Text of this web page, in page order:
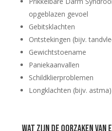
opgeblazen gevoel
Gebitsklachten
Ontstekingen (bijv.
Gewichtstoename
Paniekaanvallen
Schildklierproblemen
Longklachten (bijv. astma)
Wat zijn de oorzaken van